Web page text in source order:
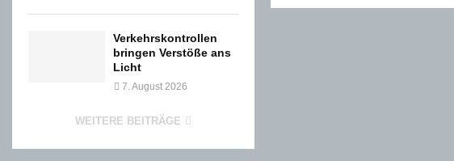
Verkehrskontrollen
bringen Verstöße ans
Licht
7. August 2026
WEITERE BEITRÄGE